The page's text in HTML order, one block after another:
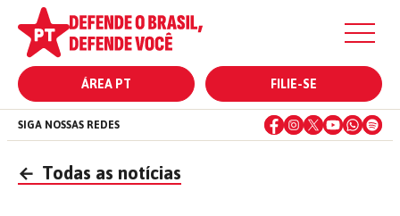
ÁREA PT FILIE-SE
SIGA NOSSAS REDES
← Todas as notícias